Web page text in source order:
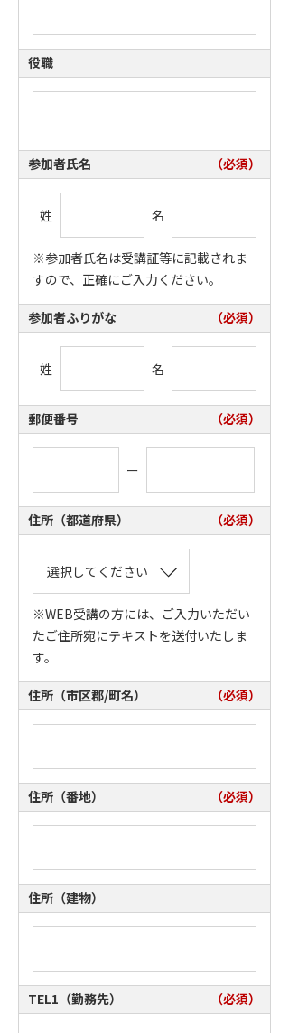
役職
参加者氏名 （必須）
姓 名
※参加者氏名は受講証等に記載されま
すので、正確にご入力ください。
参加者ふりがな （必須）
姓 名
郵便番号 （必須）
ー
住所（都道府県） （必須）
※WEB受講の方には、ご入力いただい
たご住所宛にテキストを送付いたしま
す。
住所（市区郡/町名） （必須）
住所（番地） （必須）
住所（建物）
TEL1（勤務先） （必須）